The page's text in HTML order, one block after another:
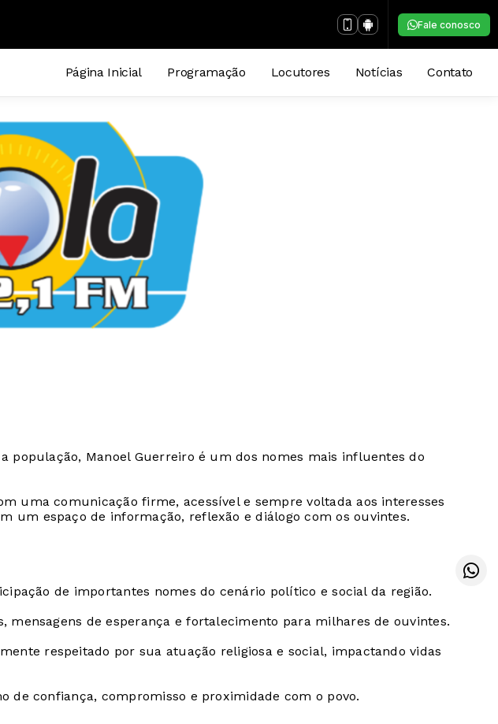
Fale conosco
Página Inicial Programação Locutores Notícias Contato
Manoel Guerreiro é um dos nomes mais influentes do
uma comunicação firme, acessível e sempre voltada aos interesses
um espaço de informação, reflexão e diálogo com os ouvintes.
de importantes nomes do cenário político e social da região.
de esperança e fortalecimento para milhares de ouvintes.
respeitado por sua atuação religiosa e social, impactando vidas
de confiança, compromisso e proximidade com o povo.